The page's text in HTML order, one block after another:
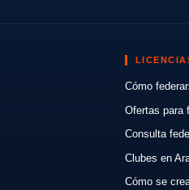
Cómo
Ofertas para
Consulta
Clubes en
Cómo se